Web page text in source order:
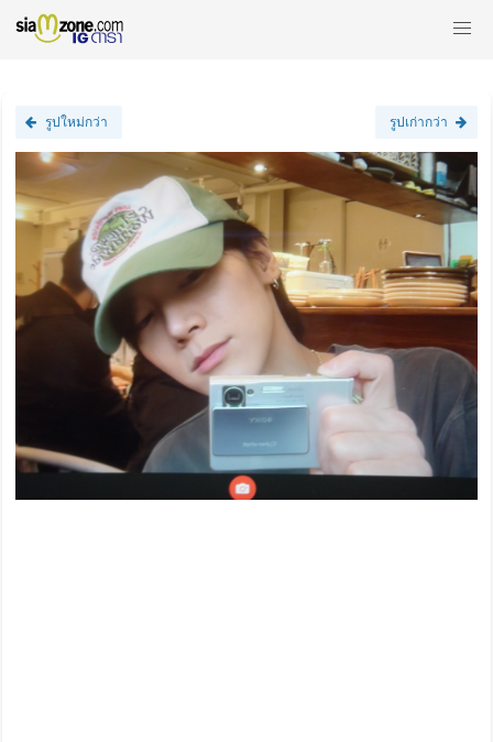
รูปใหม่กว่า รูปเก่ากว่า